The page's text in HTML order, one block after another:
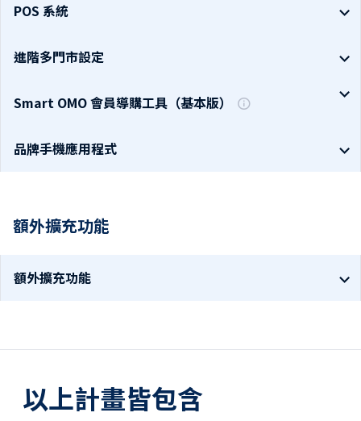
POS 系統
進階多門市設定
Smart OMO 會員導購工具（基本版）
品牌手機應用程式
額外擴充功能
額外擴充功能
以上計畫皆包含